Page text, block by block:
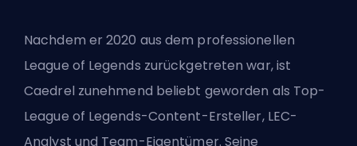
Nachdem er 2020 aus dem professionellen
League of Legends zurückgetreten war, ist
Caedrel zunehmend beliebt geworden als Top-
League of Legends-Content-Ersteller, LEC-
Analyst und Team-Eigentümer. Seine